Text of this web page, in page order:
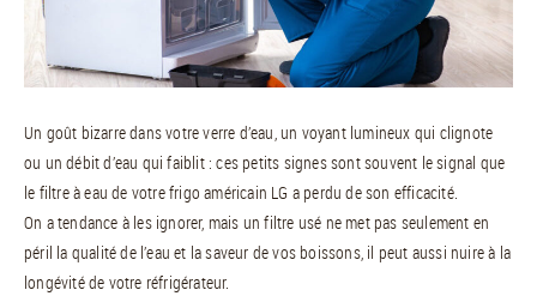
Un goût bizarre dans votre verre d’eau, un voyant lumineux qui clignote
ou un débit d’eau qui faiblit : ces petits signes sont souvent le signal que
le filtre à eau de votre frigo américain LG a perdu de son efficacité.
On a tendance à les ignorer, mais un filtre usé ne met pas seulement en
péril la qualité de l’eau et la saveur de vos boissons, il peut aussi nuire à la
longévité de votre réfrigérateur.